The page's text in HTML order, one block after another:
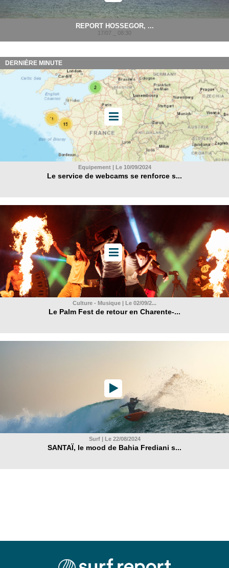
REPORT HOSSEGOR, ...
17/07 _ 08:30
DERNIÈRE MINUTE
Equipement | Le 10/09/2024
Le service de webcams se renforce s...
Culture - Musique | Le 02/09/2...
Le Palm Fest de retour en Charente-...
Surf | Le 22/08/2024
SANTAÏ, le mood de Bahia Frediani s...